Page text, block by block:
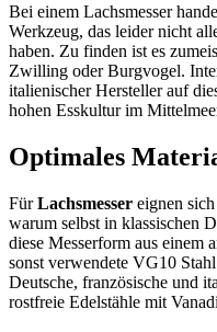
Bei einem Lachsmesser
Werkzeug, das leider nicht
haben. Zu finden ist es
Zwilling oder Burgvogel.
italienischer Hersteller auf
hohen Esskultur im
Optimales
FürLachsmesser eignen
warum selbst in klassischen
diese Messerform aus einem
sonst verwendete VG10
Deutsche, französische und
rostfreie Edelstähle mit